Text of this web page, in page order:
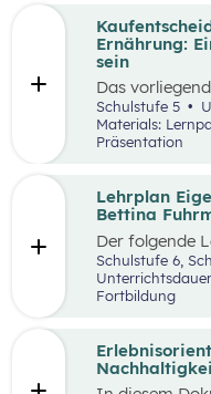
durch
und
Ernährung:
sein
Das
nachhaltige
sein“
Materialien
werden.
Schulstufe 5
Materials:
Präsentation
Lehrplan
Bettina
Der folgende
Schulpiloten
verstehen
Fortbildung